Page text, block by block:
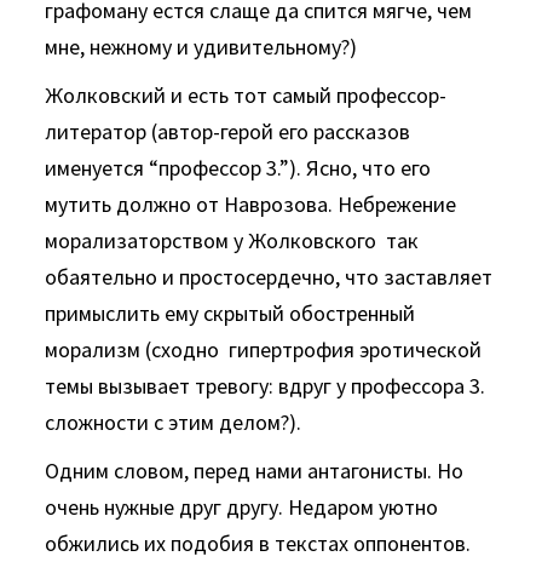
графоману естся слаще да спится мягче, чем
мне, нежному и удивительному?)
Жолковский и есть тот самый профессор-
литератор (автор-герой его рассказов
именуется “профессор 3.”). Ясно, что его
мутить должно от Наврозова. Небрежение
морализаторством у Жолковского так
обаятельно и простосердечно, что заставляет
примыслить ему скрытый обостренный
морализм (сходно гипертрофия эротической
темы вызывает тревогу: вдруг у профессора 3.
сложности с этим делом?).
Одним словом, перед нами антагонисты. Но
очень нужные друг другу. Недаром уютно
обжились их подобия в текстах оппонентов.